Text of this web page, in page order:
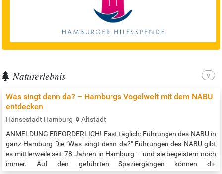
Naturerlebnis
Was singt denn da? – Hamburgs Vogelwelt mit dem NABU
entdecken
Hansestadt Hamburg
Altstadt
ANMELDUNG ERFORDERLICH! Fast täglich: Führungen des NABU in
ganz Hamburg Die "Was singt denn da?"-Führungen des NABU gibt
es mittlerweile seit 78 Jahren in Hamburg – und sie begeistern noch
immer. Auf den geführten Spaziergängen können die